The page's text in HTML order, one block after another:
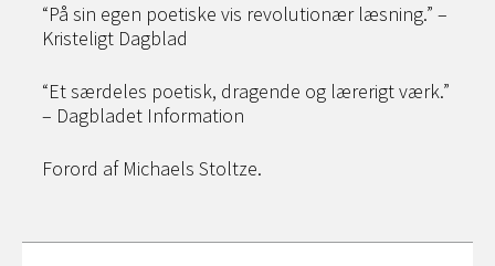
“På sin egen poetiske vis revolutionær læsning.” –
Kristeligt Dagblad
“Et særdeles poetisk, dragende og lærerigt værk.”
– Dagbladet Information
Forord af Michaels Stoltze.